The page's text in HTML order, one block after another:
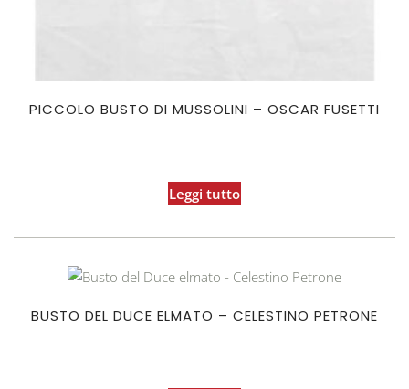
PICCOLO BUSTO DI MUSSOLINI – OSCAR FUSETTI
Leggi tutto
BUSTO DEL DUCE ELMATO – CELESTINO PETRONE